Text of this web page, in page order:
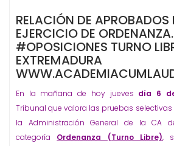
RELACIÓN DE APROBADOS
EJERCICIO DE ORDENANZA.
#OPOSICIONES TURNO
EXTREMADURA
En la mañana de hoy jueves día 6
Tribunal que valora las pruebas selectivas
la Administración General de la CA
categoría Ordenanza (Turno Libre),